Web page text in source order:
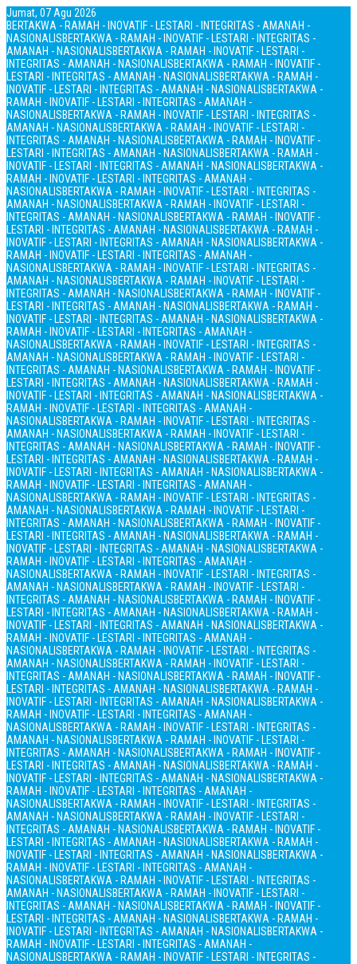
Jumat, 07 Agu 2026
BERTAKWA - RAMAH - INOVATIF - LESTARI - INTEGRITAS - AMANAH -
NASIONALISBERTAKWA - RAMAH - INOVATIF - LESTARI - INTEGRITAS -
AMANAH - NASIONALISBERTAKWA - RAMAH - INOVATIF - LESTARI -
INTEGRITAS - AMANAH - NASIONALISBERTAKWA - RAMAH - INOVATIF -
LESTARI - INTEGRITAS - AMANAH - NASIONALISBERTAKWA - RAMAH -
INOVATIF - LESTARI - INTEGRITAS - AMANAH - NASIONALISBERTAKWA -
RAMAH - INOVATIF - LESTARI - INTEGRITAS - AMANAH -
NASIONALISBERTAKWA - RAMAH - INOVATIF - LESTARI - INTEGRITAS -
AMANAH - NASIONALISBERTAKWA - RAMAH - INOVATIF - LESTARI -
INTEGRITAS - AMANAH - NASIONALISBERTAKWA - RAMAH - INOVATIF -
LESTARI - INTEGRITAS - AMANAH - NASIONALISBERTAKWA - RAMAH -
INOVATIF - LESTARI - INTEGRITAS - AMANAH - NASIONALISBERTAKWA -
RAMAH - INOVATIF - LESTARI - INTEGRITAS - AMANAH -
NASIONALISBERTAKWA - RAMAH - INOVATIF - LESTARI - INTEGRITAS -
AMANAH - NASIONALISBERTAKWA - RAMAH - INOVATIF - LESTARI -
INTEGRITAS - AMANAH - NASIONALISBERTAKWA - RAMAH - INOVATIF -
LESTARI - INTEGRITAS - AMANAH - NASIONALISBERTAKWA - RAMAH -
INOVATIF - LESTARI - INTEGRITAS - AMANAH - NASIONALISBERTAKWA -
RAMAH - INOVATIF - LESTARI - INTEGRITAS - AMANAH -
NASIONALISBERTAKWA - RAMAH - INOVATIF - LESTARI - INTEGRITAS -
AMANAH - NASIONALISBERTAKWA - RAMAH - INOVATIF - LESTARI -
INTEGRITAS - AMANAH - NASIONALISBERTAKWA - RAMAH - INOVATIF -
LESTARI - INTEGRITAS - AMANAH - NASIONALISBERTAKWA - RAMAH -
INOVATIF - LESTARI - INTEGRITAS - AMANAH - NASIONALISBERTAKWA -
RAMAH - INOVATIF - LESTARI - INTEGRITAS - AMANAH -
NASIONALISBERTAKWA - RAMAH - INOVATIF - LESTARI - INTEGRITAS -
AMANAH - NASIONALISBERTAKWA - RAMAH - INOVATIF - LESTARI -
INTEGRITAS - AMANAH - NASIONALISBERTAKWA - RAMAH - INOVATIF -
LESTARI - INTEGRITAS - AMANAH - NASIONALISBERTAKWA - RAMAH -
INOVATIF - LESTARI - INTEGRITAS - AMANAH - NASIONALISBERTAKWA -
RAMAH - INOVATIF - LESTARI - INTEGRITAS - AMANAH -
NASIONALISBERTAKWA - RAMAH - INOVATIF - LESTARI - INTEGRITAS -
AMANAH - NASIONALISBERTAKWA - RAMAH - INOVATIF - LESTARI -
INTEGRITAS - AMANAH - NASIONALISBERTAKWA - RAMAH - INOVATIF -
LESTARI - INTEGRITAS - AMANAH - NASIONALISBERTAKWA - RAMAH -
INOVATIF - LESTARI - INTEGRITAS - AMANAH - NASIONALISBERTAKWA -
RAMAH - INOVATIF - LESTARI - INTEGRITAS - AMANAH -
NASIONALISBERTAKWA - RAMAH - INOVATIF - LESTARI - INTEGRITAS -
AMANAH - NASIONALISBERTAKWA - RAMAH - INOVATIF - LESTARI -
INTEGRITAS - AMANAH - NASIONALISBERTAKWA - RAMAH - INOVATIF -
LESTARI - INTEGRITAS - AMANAH - NASIONALISBERTAKWA - RAMAH -
INOVATIF - LESTARI - INTEGRITAS - AMANAH - NASIONALISBERTAKWA -
RAMAH - INOVATIF - LESTARI - INTEGRITAS - AMANAH -
NASIONALISBERTAKWA - RAMAH - INOVATIF - LESTARI - INTEGRITAS -
AMANAH - NASIONALISBERTAKWA - RAMAH - INOVATIF - LESTARI -
INTEGRITAS - AMANAH - NASIONALISBERTAKWA - RAMAH - INOVATIF -
LESTARI - INTEGRITAS - AMANAH - NASIONALISBERTAKWA - RAMAH -
INOVATIF - LESTARI - INTEGRITAS - AMANAH - NASIONALISBERTAKWA -
RAMAH - INOVATIF - LESTARI - INTEGRITAS - AMANAH -
NASIONALISBERTAKWA - RAMAH - INOVATIF - LESTARI - INTEGRITAS -
AMANAH - NASIONALISBERTAKWA - RAMAH - INOVATIF - LESTARI -
INTEGRITAS - AMANAH - NASIONALISBERTAKWA - RAMAH - INOVATIF -
LESTARI - INTEGRITAS - AMANAH - NASIONALISBERTAKWA - RAMAH -
INOVATIF - LESTARI - INTEGRITAS - AMANAH - NASIONALISBERTAKWA -
RAMAH - INOVATIF - LESTARI - INTEGRITAS - AMANAH -
NASIONALISBERTAKWA - RAMAH - INOVATIF - LESTARI - INTEGRITAS -
AMANAH - NASIONALISBERTAKWA - RAMAH - INOVATIF - LESTARI -
INTEGRITAS - AMANAH - NASIONALISBERTAKWA - RAMAH - INOVATIF -
LESTARI - INTEGRITAS - AMANAH - NASIONALISBERTAKWA - RAMAH -
INOVATIF - LESTARI - INTEGRITAS - AMANAH - NASIONALISBERTAKWA -
RAMAH - INOVATIF - LESTARI - INTEGRITAS - AMANAH -
NASIONALISBERTAKWA - RAMAH - INOVATIF - LESTARI - INTEGRITAS -
AMANAH - NASIONALISBERTAKWA - RAMAH - INOVATIF - LESTARI -
INTEGRITAS - AMANAH - NASIONALISBERTAKWA - RAMAH - INOVATIF -
LESTARI - INTEGRITAS - AMANAH - NASIONALISBERTAKWA - RAMAH -
INOVATIF - LESTARI - INTEGRITAS - AMANAH - NASIONALISBERTAKWA -
RAMAH - INOVATIF - LESTARI - INTEGRITAS - AMANAH -
NASIONALISBERTAKWA - RAMAH - INOVATIF - LESTARI - INTEGRITAS -
AMANAH - NASIONALISBERTAKWA - RAMAH - INOVATIF - LESTARI -
INTEGRITAS - AMANAH - NASIONALISBERTAKWA - RAMAH - INOVATIF -
LESTARI - INTEGRITAS - AMANAH - NASIONALISBERTAKWA - RAMAH -
INOVATIF - LESTARI - INTEGRITAS - AMANAH - NASIONALISBERTAKWA -
RAMAH - INOVATIF - LESTARI - INTEGRITAS - AMANAH -
NASIONALISBERTAKWA - RAMAH - INOVATIF - LESTARI - INTEGRITAS -